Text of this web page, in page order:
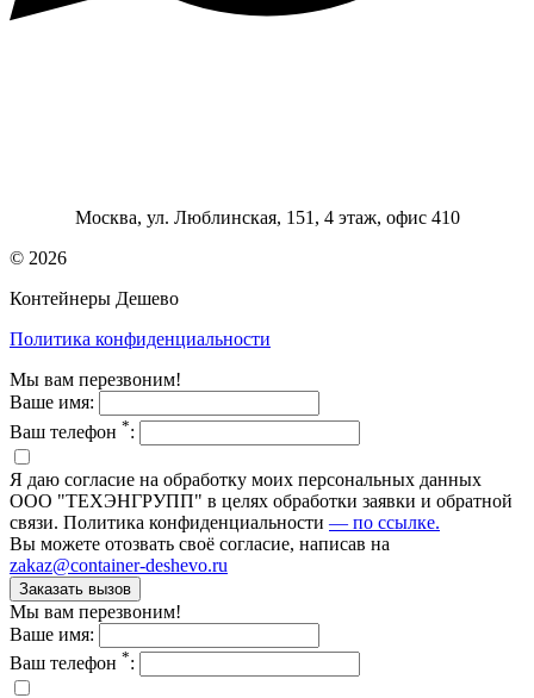
Москва, ул. Люблинская, 151, 4 этаж, офис 410
© 2026
Контейнеры Дешево
Политика конфиденциальности
Мы вам перезвоним!
Ваше имя:
Ваш телефон *:
Я даю согласие на обработку моих персональных данных
ООО "ТЕХЭНГРУПП" в целях обработки заявки и обратной
связи. Политика конфиденциальности — по ссылке.
Вы можете отозвать своё согласие, написав на
zakaz@container-deshevo.ru
Мы вам перезвоним!
Ваше имя:
Ваш телефон *: